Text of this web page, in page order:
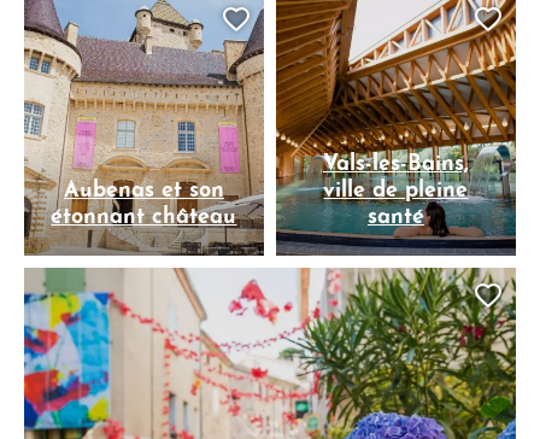
Aubenas et son
étonnant château
Ajouter cette page
Vals-les-Bains,
ville de pleine
santé